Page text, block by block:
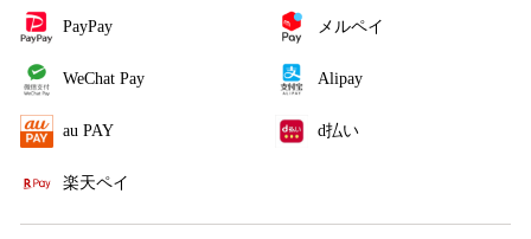
PayPay メルペイ
WeChat Pay Alipay
au PAY d払い
楽天ペイ